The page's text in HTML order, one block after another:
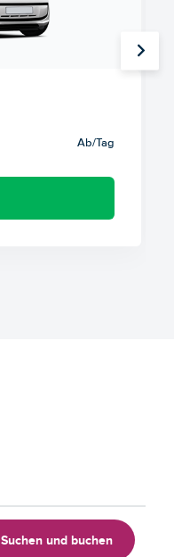
Ab/Tag
Suchen und buchen